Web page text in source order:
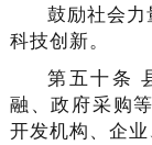
鼓励社会
科技创新。
第五十条
融、政府采购
开发机构、企